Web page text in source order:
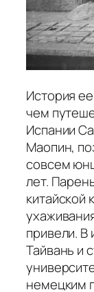
История
чем
Испании
Маопин,
совсем
лет.
китайской
привели. В
Тайвань и
немецким